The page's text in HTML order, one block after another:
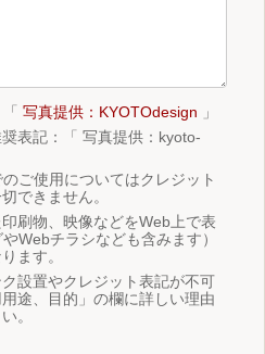
写真提供：KYOTOdesign 」
表記：「 写真提供：kyoto-
ご使用についてはクレジット
できません。
刷物、映像などをWeb上で表
Webチラシなども含みます）
ます。
設置やクレジット表記が不可
途、目的」の欄に詳しい理由
。